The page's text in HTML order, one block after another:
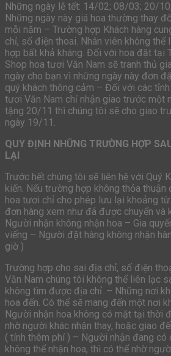
Những ngày lễ tết: 14/02; 08/03; 20/
Những ngày này giá hoa thường thay
mỗi năm – Trường hợp Khách hàng
chỉ, số điện thoai. Nhân viên không
hợp bất khả kháng. Đối với hoa đặt tại
Shop hoa tươi Văn Nam sẽ tranh thủ
ngày cho bạn vì những ngày này đơn
quý khách thông cảm – Đối với các
tươi Văn Nam chỉ nhận giao trước một
tặng 20/11 thì chúng tôi sẽ cho giao
ngày 19/11.
QUY ĐỊNH NHỮNG TRƯỜNG HỢP
LẠI
Trước hết chúng tôi sẽ liên hệ với Quý
kiến. Nếu trường hợp không thỏa
hoa tươi chỉ cho phép lưu lại khoảng
đơn hàng xem như đã được chuyển và
Người nhận không nhận hoa – Gia
viếng – Người đặt hàng không nhận
giờ )
Trường hợp cho sai địa chỉ, số điện
Văn Nam chúng tôi không thể liên lạc
không tìm được địa chỉ. – Những nơi
hoa đến. Có thể sẽ mang đến một nơi
Người nhận hoa không có mặt tại thời
nhờ người khác nhận thay, hoặc giao
( tính thêm phí ) – Người nhận đang
không thể nhận hoa, thì có thể nhờ